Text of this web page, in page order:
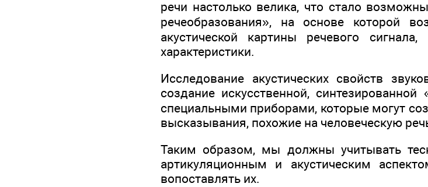
речи настолько велика, что стало
речеобразования», на основе которой
акустической картины речевого
характеристики.
Исследование акустических свойств
создание искусственной, синтезиро­ванной
специальными приборами, которые могут
высказывания, похожие на человеческую
Таким образом, мы должны учитывать
артикуляционным и акустическим
вопоставлять их.